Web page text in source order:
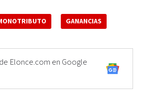
GANANCIAS
Elonce.com en Google